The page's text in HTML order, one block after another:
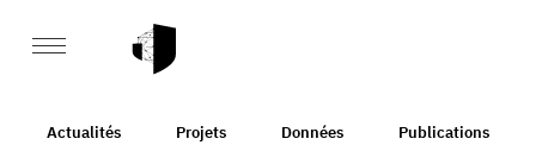
Actualités Projets Données
Publications